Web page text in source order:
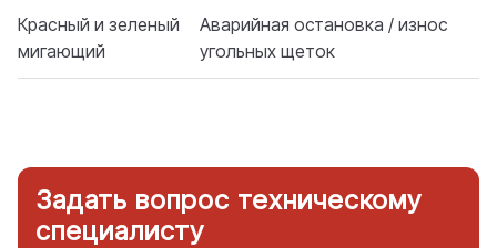
Красный и зеленый
мигающий
Аварийная остановка / износ
угольных щеток
Задать вопрос техническому
специалисту